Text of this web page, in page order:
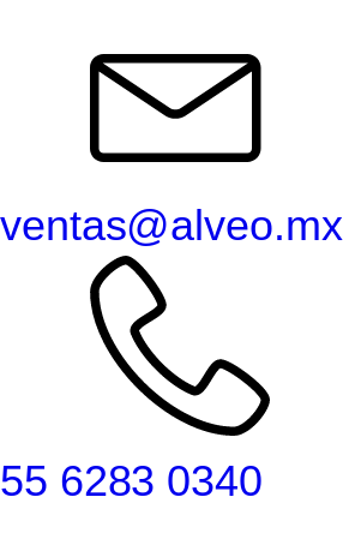
ventas@alveo.mx
55 6283 0340